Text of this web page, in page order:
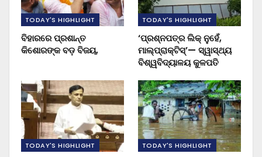
TODAY'S HIGHLIGHT
ବିହାରରେ ପ୍ରଶାନ୍ତ
କିଶୋରଙ୍କ ବଡ଼ ବିଜୟ,
TODAY'S HIGHLIGHT
‘ପ୍ରଶ୍ନପତ୍ର ଲିକ୍ ନୁହେଁ,
ମାଲ୍‌ପ୍ରାକ୍ଟିସ୍’— ସ୍ୱାସ୍ଥ୍ୟ
ବିଶ୍ୱବିଦ୍ୟାଳୟ କୁଳପତି
TODAY'S HIGHLIGHT TODAY'S HIGHLIGHT